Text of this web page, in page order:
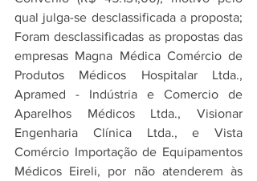
qual julga-se desclassificada a proposta;
Foram desclassificadas as propostas das
empresas Magna Médica Comércio de
Produtos Médicos Hospitalar Ltda.,
Apramed - Indústria e Comercio de
Aparelhos Médicos Ltda., Visionar
Engenharia Clínica Ltda., e Vista
Comércio Importação de Equipamentos
Médicos Eireli, por não atenderem às